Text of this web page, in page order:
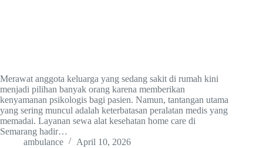
Merawat anggota keluarga yang sedang sakit di rumah kini
menjadi pilihan banyak orang karena memberikan
kenyamanan psikologis bagi pasien. Namun, tantangan utama
yang sering muncul adalah keterbatasan peralatan medis yang
memadai. Layanan sewa alat kesehatan home care di
Semarang hadir…
ambulance
April 10, 2026